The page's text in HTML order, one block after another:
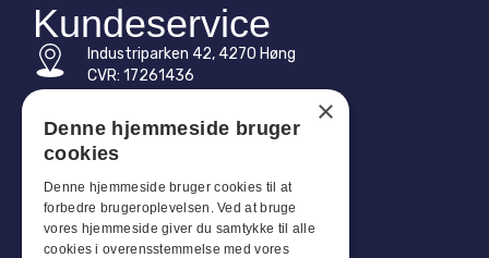
Kundeservice
Industriparken 42, 4270 Høng
CVR: 17261436
E-mail: vb@viggobendz.dk
Quicklinks
Persondatapolitik
×
Denne hjemmeside bruger
cookies
Denne hjemmeside bruger cookies til at
forbedre brugeroplevelsen. Ved at bruge
vores hjemmeside giver du samtykke til alle
cookies i overensstemmelse med vores